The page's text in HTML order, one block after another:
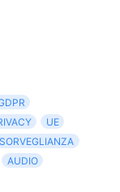
UE
SORVEGLIANZA
AUDIO